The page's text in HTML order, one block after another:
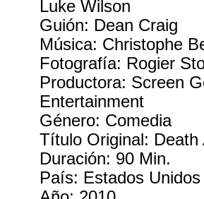
Luke Wilson
Guión: Dean Craig
Música: Christophe
Fotografía: Rogier
Productora: Screen
Entertainment
Género: Comedia
Título Original: Death
Duración: 90 Min.
País: Estados Unidos